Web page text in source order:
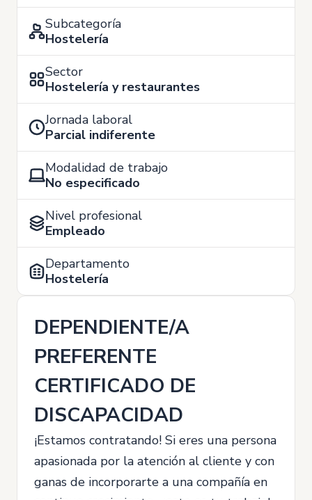
Subcategoría
Hostelería
Sector
Hostelería y restaurantes
Jornada laboral
Parcial indiferente
Modalidad de trabajo
No especificado
Nivel profesional
Empleado
Departamento
Hostelería
DEPENDIENTE/A
PREFERENTE
CERTIFICADO DE
DISCAPACIDAD
¡Estamos contratando! Si eres una persona
apasionada por la atención al cliente y con
ganas de incorporarte a una compañía en